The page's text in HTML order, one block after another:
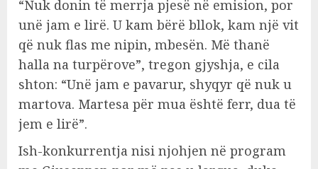
“Nuk donin të merrja pjesë në emision, por
unë jam e lirë. U kam bërë bllok, kam një vit
që nuk flas me nipin, mbesën. Më thanë
halla na turpërove”, tregon gjyshja, e cila
shton: “Unë jam e pavarur, shyqyr që nuk u
martova. Martesa për mua është ferr, dua të
jem e lirë”.
Ish-konkurrentja nisi njohjen në program